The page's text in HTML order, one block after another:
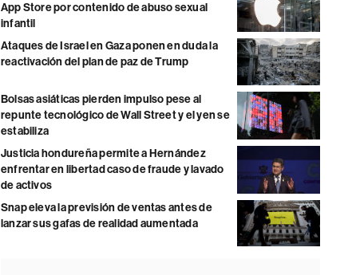
App Store por contenido de abuso sexual
infantil
Ataques de Israel en Gaza ponen en duda la
reactivación del plan de paz de Trump
Bolsas asiáticas pierden impulso pese al
repunte tecnológico de Wall Street y el yen se
estabiliza
Justicia hondureña permite a Hernández
enfrentar en libertad caso de fraude y lavado
de activos
Snap eleva la previsión de ventas antes de
lanzar sus gafas de realidad aumentada